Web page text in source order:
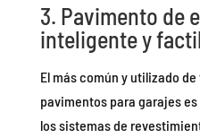
3. Pavimento de
inteligente y
El más común y utilizado
pavimentos para garajes
los sistemas de